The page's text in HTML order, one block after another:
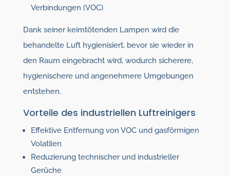
Verbindungen (VOC)
Dank seiner keimtötenden Lampen wird die
behandelte Luft hygienisiert, bevor sie wieder in
den Raum eingebracht wird, wodurch sicherere,
hygienischere und angenehmere Umgebungen
entstehen.
Vorteile des industriellen Luftreinigers
Effektive Entfernung von VOC und gasförmigen
Volatilen
Reduzierung technischer und industrieller
Gerüche